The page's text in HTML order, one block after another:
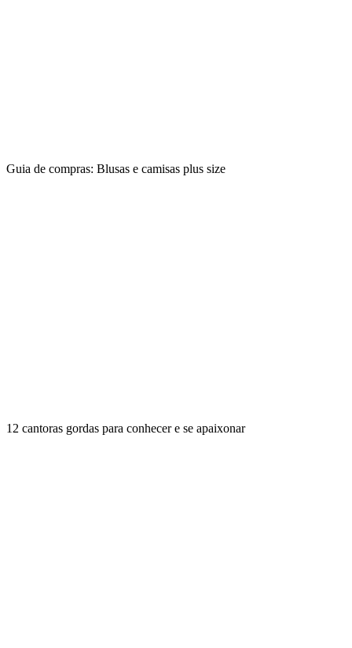
Guia de compras: Blusas e camisas plus size
12 cantoras gordas para conhecer e se apaixonar